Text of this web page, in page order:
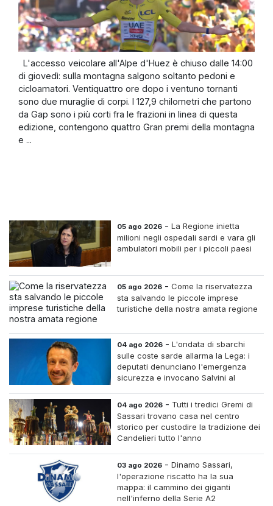
L'accesso veicolare all'Alpe d'Huez è chiuso dalle 14:00
di giovedì: sulla montagna salgono soltanto pedoni e
cicloamatori. Ventiquattro ore dopo i ventuno tornanti
sono due muraglie di corpi. I 127,9 chilometri che partono
da Gap sono i più corti fra le frazioni in linea di questa
edizione, contengono quattro Gran premi della montagna
e ...
05 ago 2026 -La Regione inietta
milioni negli ospedali sardi e vara gli
ambulatori mobili per i piccoli paesi
05 ago 2026 -Come la riservatezza
sta salvando le piccole imprese
turistiche della nostra amata regione
04 ago 2026 -L'ondata di sbarchi
sulle coste sarde allarma la Lega: i
deputati denunciano l'emergenza
sicurezza e invocano Salvini al
04 ago 2026 - Tutti i tredici Gremi di
Sassari trovano casa nel centro
storico per custodire la tradizione dei
Candelieri tutto l'anno
03 ago 2026 -Dinamo Sassari,
l'operazione riscatto ha la sua
mappa: il cammino dei giganti
nell'inferno della Serie A2